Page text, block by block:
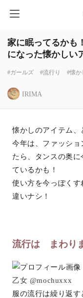
家に眠ってるかも
になった懐かしい
#ガールズ #流行り #懐か
IRIMA
懐かしのアイテム、
今年は、ファッシ
たら、タンスの奥
ているかも！
使い方を今っぽく
違いナシ！
流行は まわり
乙女 @mochuxxx
服の流行は繰り返